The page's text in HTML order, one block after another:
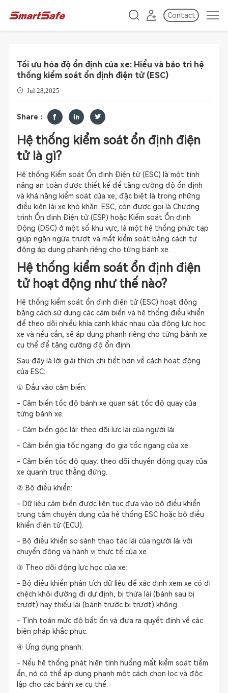
Contact
Tối ưu hóa độ ổn định của xe: Hiểu và bảo trì hệ
thống kiểm soát ổn định điện tử (ESC)
Jul 28,2025
Share :
Hệ thống kiểm soát ổn định điện
tử là gì?
Hệ thống Kiểm soát Ổn định Điện tử (ESC) là một tính
năng an toàn được thiết kế để tăng cường độ ổn định
và khả năng kiểm soát của xe, đặc biệt là trong những
điều kiện lái xe khó khăn. ESC, còn được gọi là Chương
trình Ổn định Điện tử (ESP) hoặc Kiểm soát Ổn định
Động (DSC) ở một số khu vực, là một hệ thống phức tạp
giúp ngăn ngừa trượt và mất kiểm soát bằng cách tự
động áp dụng phanh riêng cho từng bánh xe.
Hệ thống kiểm soát ổn định điện
tử hoạt động như thế nào?
Hệ thống kiểm soát ổn định điện tử (ESC) hoạt động
bằng cách sử dụng các cảm biến và hệ thống điều khiển
để theo dõi nhiều khía cạnh khác nhau của động lực học
xe và nếu cần, sẽ áp dụng phanh riêng cho từng bánh xe
cụ thể để tăng cường độ ổn định.
Sau đây là lời giải thích chi tiết hơn về cách hoạt động
của ESC:
① Đầu vào cảm biến:
- Cảm biến tốc độ bánh xe quan sát tốc độ quay của
từng bánh xe.
- Cảm biến góc lái: theo dõi lực lái của người lái.
- Cảm biến gia tốc ngang: đo gia tốc ngang của xe.
- Cảm biến tốc độ quay: theo dõi chuyển động quay của
xe quanh trục thẳng đứng.
② Bộ điều khiển:
- Dữ liệu cảm biến được liên tục đưa vào bộ điều khiển
trung tâm chuyên dụng của hệ thống ESC hoặc bộ điều
khiển điện tử (ECU).
- Bộ điều khiển so sánh thao tác lái của người lái với
chuyển động và hành vi thực tế của xe.
③ Theo dõi động lực học của xe:
- Bộ điều khiển phân tích dữ liệu để xác định xem xe có đi
chệch khỏi đường đi dự định, bị thừa lái (bánh sau bị
trượt) hay thiếu lái (bánh trước bị trượt) không.
- Tính toán mức độ bất ổn và đưa ra quyết định về các
biện pháp khắc phục.
④ Ứng dụng phanh:
- Nếu hệ thống phát hiện tình huống mất kiểm soát tiềm
ẩn, nó có thể áp dụng phanh một cách chọn lọc và độc
lập cho các bánh xe cụ thể.